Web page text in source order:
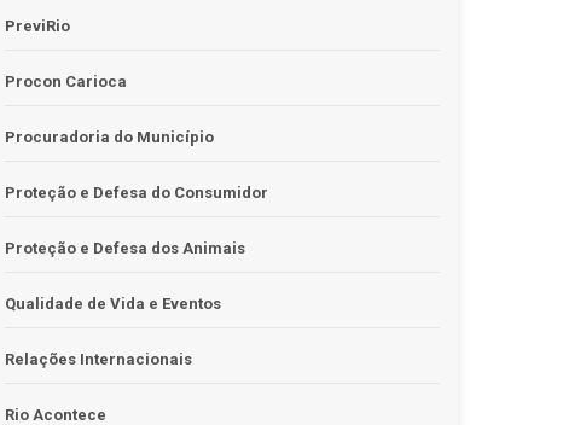
PreviRio
Procon Carioca
Procuradoria do Município
Proteção e Defesa do Consumidor
Proteção e Defesa dos Animais
Qualidade de Vida e Eventos
Relações Internacionais
Rio Acontece